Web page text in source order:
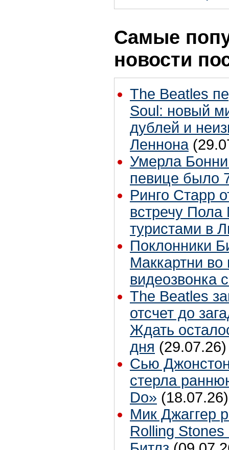
Самые
новости
The Beatles
Soul: новый
дублей и
Леннона
Умерла
певице было
Ринго Старр
встречу Пола
туристами в
Поклонники
Маккартни во
видеозвонка
The Beatles
отсчет до
Ждать
дня (29.07.26)
Сью
стерла
Do» (18.07.26)
Мик Джаггер
Rolling Stones